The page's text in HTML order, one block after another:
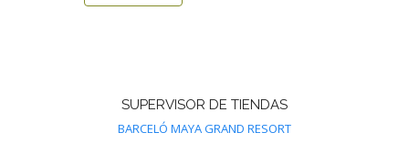
SUPERVISOR DE TIENDAS
BARCELÓ MAYA GRAND RESORT